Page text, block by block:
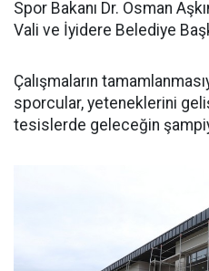
Spor Bakanı Dr. Osman
Vali ve İyidere Belediye
Çalışmaların
sporcular, yeteneklerini
tesislerde geleceğin